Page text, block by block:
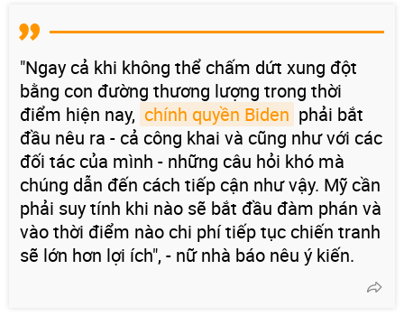
"Ngay cả khi không thể chấm dứt xung đột
bằng con đường thương lượng trong thời
điểm hiện nay, chính quyền Biden phải bắt
đầu nêu ra - cả công khai và cũng như với các
đối tác của mình - những câu hỏi khó mà
chúng dẫn đến cách tiếp cận như vậy. Mỹ cần
phải suy tính khi nào sẽ bắt đầu đàm phán và
vào thời điểm nào chi phí tiếp tục chiến tranh
sẽ lớn hơn lợi ích", - nữ nhà báo nêu ý kiến.